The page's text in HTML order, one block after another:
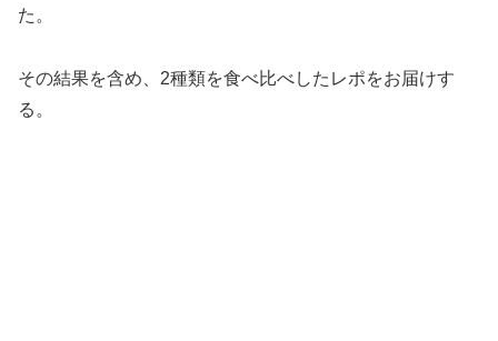
た。
その結果を含め、2種類を食べ比べしたレポをお届けす
る。